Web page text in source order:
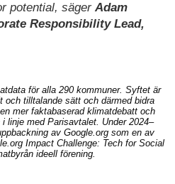
potential, säger Adam
Responsibility Lead,
för alla 290 kommuner. Syftet är
tilltalande sätt och därmed bidra
mer faktabaserad klimatdebatt och
linje med Parisavtalet. Under 2024–
av Google.org som en av
Impact Challenge: Tech for Social
ideell förening.